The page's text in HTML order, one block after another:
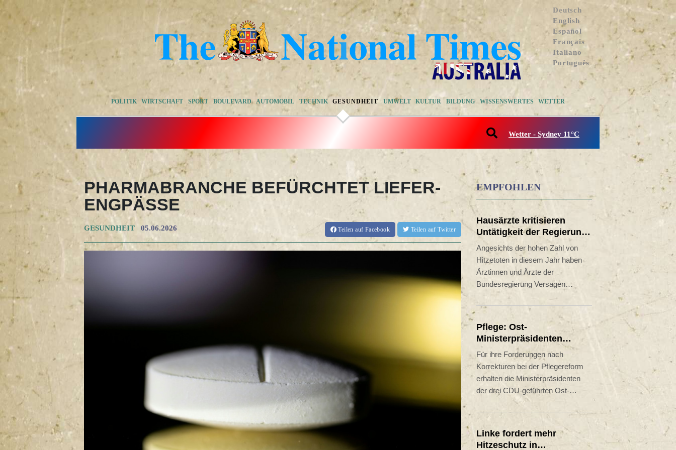
Deutsch
English
Español
Français
Italiano
Português
POLITIK WIRTSCHAFT SPORT BOULEVARD AUTOMOBIL TECHNIK GESUNDHEIT UMWELT KULTUR BILDUNG WISSENSWERTES WETTER
Wetter - Sydney 11°C
PHARMABRANCHE BEFÜRCHTET LIEFER-
ENGPÄSSE
GESUNDHEIT 05.06.2026 Teilenauf Facebook Teilen auf Twitter
EMPFOHLEN
Hausärzte kritisieren
Untätigkeit der Regierung
in Hitzekrise
Angesichts der hohen Zahl von
Hitzetoten in diesem Jahr haben
Ärztinnen und Ärzte der
Bundesregierung Versagen
nichts passiert", sagte die
Vorsitzende des Hausärztinnen-
und Hausärzteverbands, Nicola
Buhlinger-Göpfarth, der
"Rheinischen Post"
(Freitagsausgabe). Sie äußerte
sich anlässlich der Bekanntgabe
neuer Daten des Robert-Koch-
Instituts (RKI), wonach in diesem
Jahr in Deutschland bereits fast
12.000 Hitzetote zu verzeichnen
sind.
Pflege: Ost-
Ministerpräsidenten
erhalten Zuspruch für
Kritik an geplanter Reform
Für ihre Forderungen nach
Korrekturen bei der Pflegereform
erhalten die Ministerpräsidenten
der drei CDU-geführten Ost-
Landesregierungen Zuspruch aus
Koalition und Opposition im Bund.
Politikerinnen und Politiker von
CSU, Grünen und Linken warnten
Linke fordert mehr
Hitzeschutz in